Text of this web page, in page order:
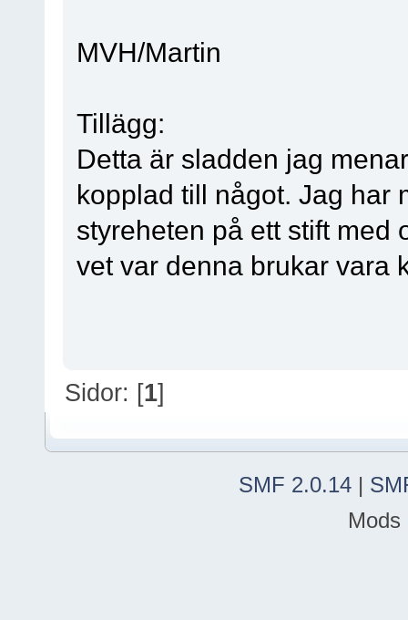
MVH/Martin
Tillägg:
Detta är sladden jag
kopplad till något. Jag har
styreheten på ett stift med
vet var denna brukar vara
Sidor: [1]
SMF 2.0.14 |